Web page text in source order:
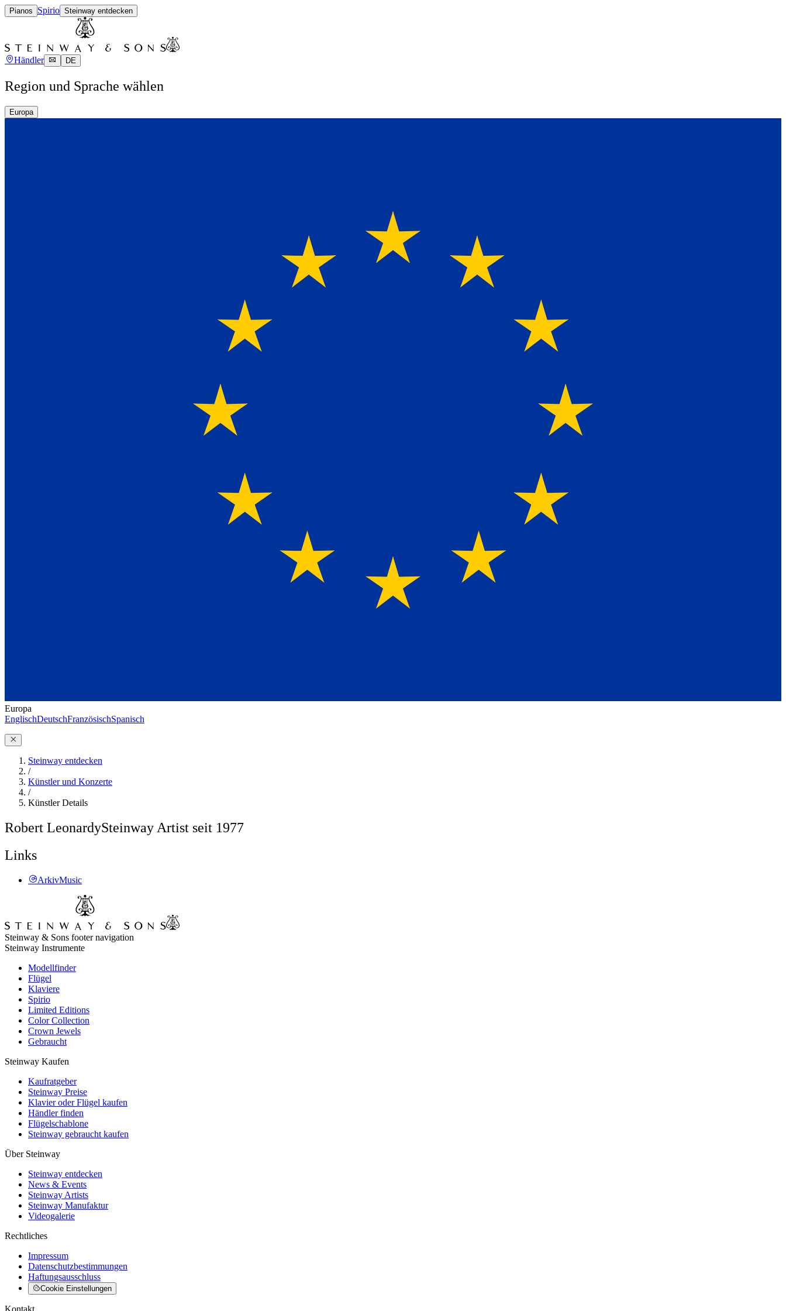
Pianos Spirio Steinway entdecken
Händler DE
Region und Sprache wählen
Europa
Europa
EnglischDeutschFranzösischSpanisch
Steinway entdecken
/
Künstler und Konzerte
/
Künstler Details
Robert LeonardySteinway Artist seit 1977
Links
ArkivMusic
Steinway & Sons footer navigation
Steinway Instrumente
Modellfinder
Flügel
Klaviere
Spirio
Limited Editions
Color Collection
Crown Jewels
Gebraucht
Steinway Kaufen
Kaufratgeber
Steinway Preise
Klavier oder Flügel kaufen
Händler finden
Flügelschablone
Steinway gebraucht kaufen
Über Steinway
Steinway entdecken
News & Events
Steinway Artists
Steinway Manufaktur
Videogalerie
Rechtliches
Impressum
Datenschutzbestimmungen
Haftungsausschluss
Cookie Einstellungen
Kontakt